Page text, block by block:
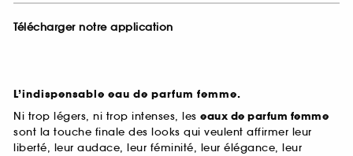
Télécharger notre application
L’indispensable eau de parfum femme.
Ni trop légers, ni trop intenses, les eaux de parfum femme
sont la touche finale des looks qui veulent affirmer leur
liberté, leur audace, leur féminité, leur élégance, leur